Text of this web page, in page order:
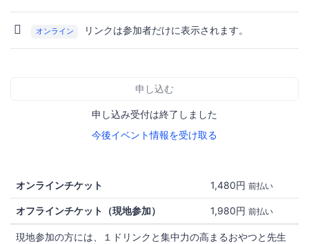
オンライン リンクは参加者だけに表示されます。
申し込む
申し込み受付は終了しました
今後イベント情報を受け取る
オンラインチケット 1,480円 前払い
オフラインチケット（現地参加） 1,980円 前払い
現地参加の方には、１ドリンクと集中力の高まるおやつと先生